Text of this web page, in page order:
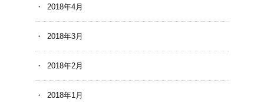
2018年4月
2018年3月
2018年2月
2018年1月